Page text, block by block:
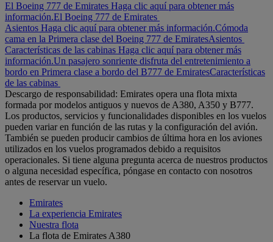
El Boeing 777 de Emirates Haga clic aquí para obtener más
información.El Boeing 777 de Emirates
Asientos Haga clic aquí para obtener más información.Cómoda
cama en la Primera clase del Boeing 777 de EmiratesAsientos
Características de las cabinas Haga clic aquí para obtener más
información.Un pasajero sonriente disfruta del entretenimiento a
bordo en Primera clase a bordo del B777 de EmiratesCaracterísticas
de las cabinas
Descargo de responsabilidad: Emirates opera una flota mixta
formada por modelos antiguos y nuevos de A380, A350 y B777.
Los productos, servicios y funcionalidades disponibles en los vuelos
pueden variar en función de las rutas y la configuración del avión.
También se pueden producir cambios de última hora en los aviones
utilizados en los vuelos programados debido a requisitos
operacionales. Si tiene alguna pregunta acerca de nuestros productos
o alguna necesidad específica, póngase en contacto con nosotros
antes de reservar un vuelo.
Emirates
La experiencia Emirates
Nuestra flota
La flota de Emirates A380